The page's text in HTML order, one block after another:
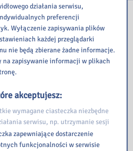
działania serwisu,
preferencji
Wyłączenie zapisywania plików
każdej przeglądarki
nie będą zbierane żadne informacje.
na zapisywanie informacji w plikach
akceptujesz:
wymagane ciasteczka niezbędne
serwisu, np. utrzymanie sesji
zapewniające dostarczenie
funkcjonalności w serwisie